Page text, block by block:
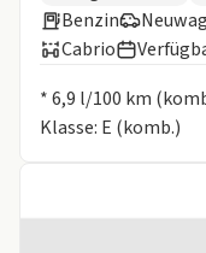
Benzin
Cabrio
* 6,9 l/100 km
Klasse: E (komb.)